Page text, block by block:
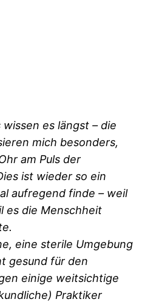
es längst – die
mich besonders,
am Puls der
ist wieder so ein
aufregend finde – weil
es die Menschheit
eine sterile Umgebung
gesund für den
einige weitsichtige
Praktiker